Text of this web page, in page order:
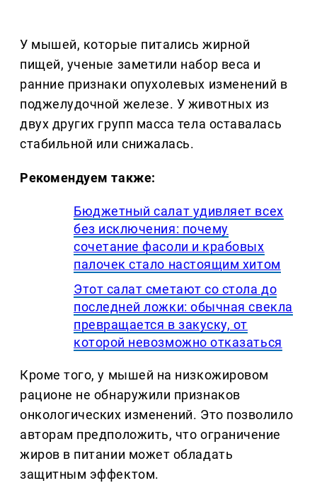
У мышей, которые питались жирной
пищей, ученые заметили набор веса и
ранние признаки опухолевых изменений в
поджелудочной железе. У животных из
двух других групп масса тела оставалась
стабильной или снижалась.
Рекомендуем также:
Бюджетный салат удивляет всех
без исключения: почему
сочетание фасоли и крабовых
палочек стало настоящим хитом
Этот салат сметают со стола до
последней ложки: обычная свекла
превращается в закуску, от
которой невозможно отказаться
Кроме того, у мышей на низкожировом
рационе не обнаружили признаков
онкологических изменений. Это позволило
авторам предположить, что ограничение
жиров в питании может обладать
защитным эффектом.